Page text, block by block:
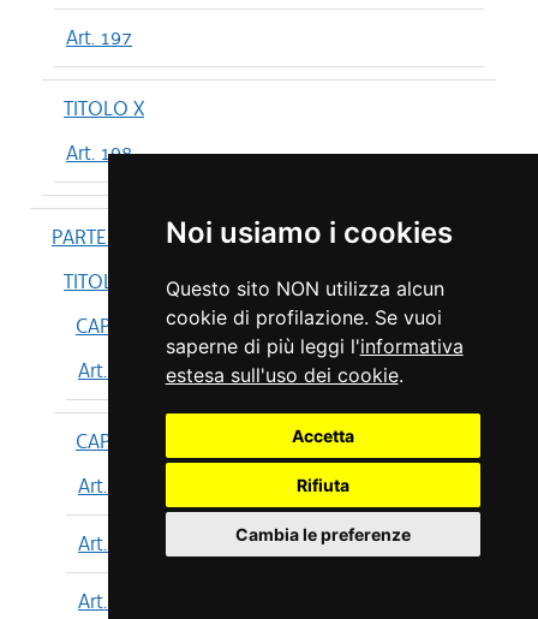
Noi usiamo i cookies
Questo sito NON utilizza alcun
cookie di profilazione. Se vuoi
saperne di più leggi l'informativa
estesa sull'uso dei cookie.
Accetta
Rifiuta
Cambia le preferenze
Art. 197
TITOLO X
Art. 198
PARTE IV
TITOLO I
CAPO I
Art. 199
CAPO II
Art. 200
Art. 201
Art. 202